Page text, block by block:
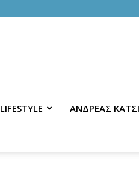
LIFESTYLE ΑΝΔΡΕΑΣ